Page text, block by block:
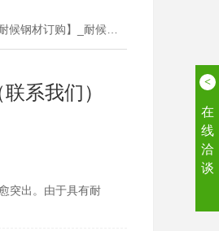
购】_耐候钢板服务商_焊接耐候钢材（联系我们）
系我们）
突出。由于具有耐
<
在
线
洽
谈